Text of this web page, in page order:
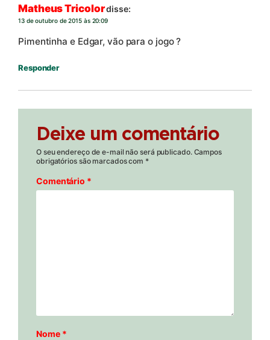
Matheus Tricolordisse:
13 de outubro de 2015 às 20:09
Pimentinha e Edgar, vão para o jogo ?
Responder
Deixe um comentário
O seu endereço de e-mail não será publicado. Campos
obrigatórios são marcados com *
Comentário *
Nome *